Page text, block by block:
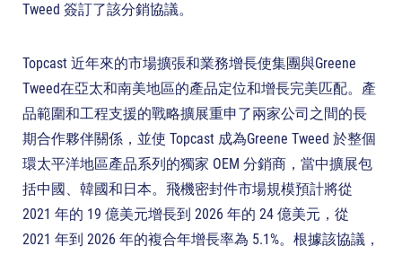
Tweed 簽訂了該分銷協議。
Topcast 近年來的市場擴張和業務增長使集團與Greene
Tweed在亞太和南美地區的產品定位和增長完美匹配。產
品範圍和工程支援的戰略擴展重申了兩家公司之間的長
期合作夥伴關係，並使 Topcast 成為Greene Tweed 於整個
環太平洋地區產品系列的獨家 OEM 分銷商，當中擴展包
括中國、韓國和日本。飛機密封件市場規模預計將從
2021 年的 19 億美元增長到 2026 年的 24 億美元，從
2021 年到 2026 年的複合年增長率為 5.1%。根據該協議，